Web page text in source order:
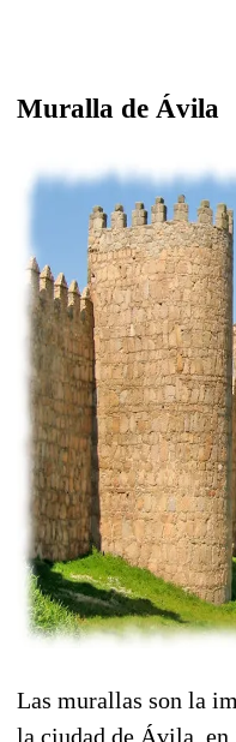
Muralla de Ávila
Las murallas son la
la ciudad de Ávila,